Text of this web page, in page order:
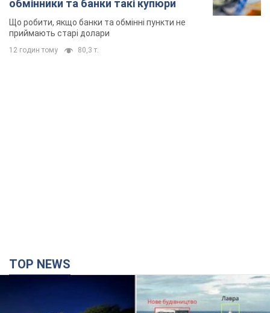
обмінники та банки такі купюри
Що робити, якщо банки та обмінні пункти не
приймають старі долари
12 годин тому 80,3 т.
TOP NEWS